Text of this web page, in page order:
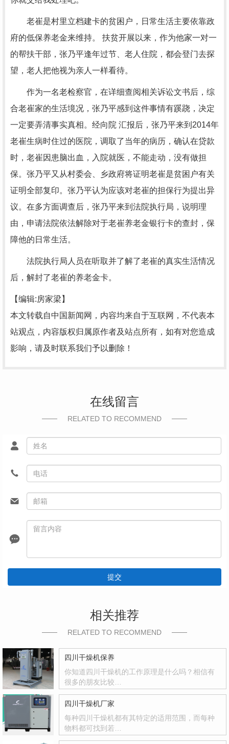
老崔是村里立档建卡的贫困户，日常生活主要依靠政
府的低保养老金来维持。 扶贫开展以来，作为他家一对一
的帮扶干部，张乃平逢年过节、老人住院，都会登门去探
望，老人把他视为亲人一样看待。
作为一名老检察官，在详细查阅相关诉讼文书后，综
合老崔家的生活境况，张乃平感到这件事情有蹊跷，决定
一定要弄清事实真相。经向院 汇报后，张乃平来到2014年
老崔生病时住过的医院，调取了当年的病历，确认在贷款
时，老崔因患脑出血，入院就医，不能走动，没有做担
保。张乃平又从村委会、乡政府将证明老崔是贫困户有关
证明全部复印。张乃平认为应该对老崔的担保行为提出异
议。在多方面调查后，张乃平来到法院执行局，说明理
由，申请法院依法解除对于老崔养老金银行卡的查封，保
障他的日常生活。
法院执行局人员在听取并了解了老崔的真实生活情况
后，解封了老崔的养老金卡。
【编辑:房家梁】
本文转载自中国新闻网，内容均来自于互联网，不代表本
站观点，内容版权归属原作者及站点所有，如有对您造成
影响，请及时联系我们予以删除！
在线留言
RELATED TO RECOMMEND
提交
相关推荐
RELATED TO RECOMMEND
四川干燥机保养
你知道四川干燥机的工作原理是什么吗？相信有
很多的朋友比较…
四川干燥机厂家
每种四川干燥机都有其特定的适用范围，而每种
物料都可找到若…